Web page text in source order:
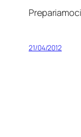
21/04/2012